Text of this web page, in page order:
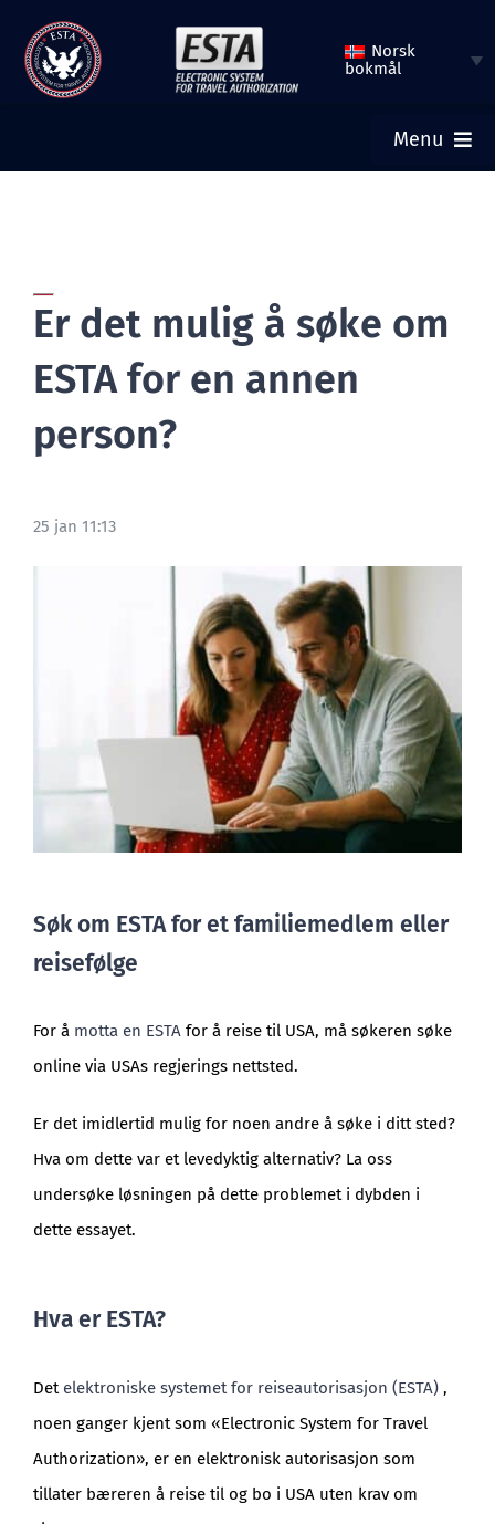
innhold
Norsk
bokmål
Menu
KONTROLLER ESTA-STATUS
TURISTVISUM
BLOGG
Er det mulig å søke om
ESTA for en annen
person?
25 jan 11:13
Søk om ESTA for et familiemedlem eller
reisefølge
For å motta en ESTAfor å reise til USA, må søkeren søke
online via USAs regjerings nettsted.
Er det imidlertid mulig for noen andre å søke i ditt sted?
Hva om dette var et levedyktig alternativ? La oss
undersøke løsningen på dette problemet i dybden i
dette essayet.
Hva er ESTA?
Det elektroniske systemet for reiseautorisasjon (ESTA),
noen ganger kjent som «Electronic System for Travel
Authorization», er en elektronisk autorisasjon som
tillater bæreren å reise til og bo i USA uten krav om